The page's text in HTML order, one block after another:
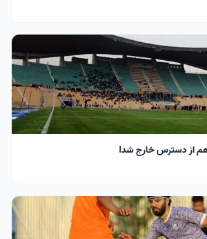
هم از دسترس خارج شد!